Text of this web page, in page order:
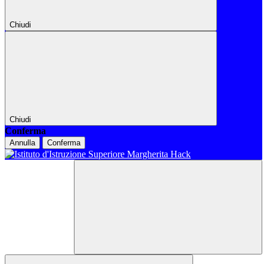
Chiudi
Chiudi
Conferma
Annulla Conferma